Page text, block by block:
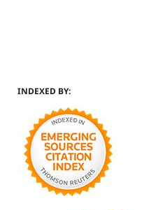
INDEXED BY: